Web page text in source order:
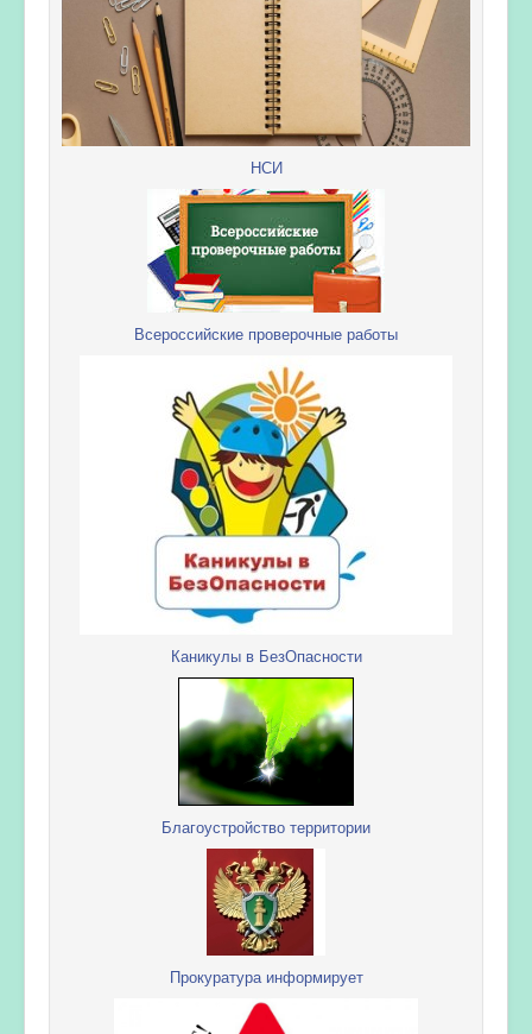
НСИ
Всероссийские проверочные работы
Каникулы в БезОпасности
Благоустройство территории
Прокуратура информирует